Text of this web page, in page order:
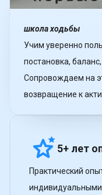
школа ходьбы
Учим уверенно
постановка,
Сопровождаем на
возвращение к
5+ лет
Практический
индивидуальными